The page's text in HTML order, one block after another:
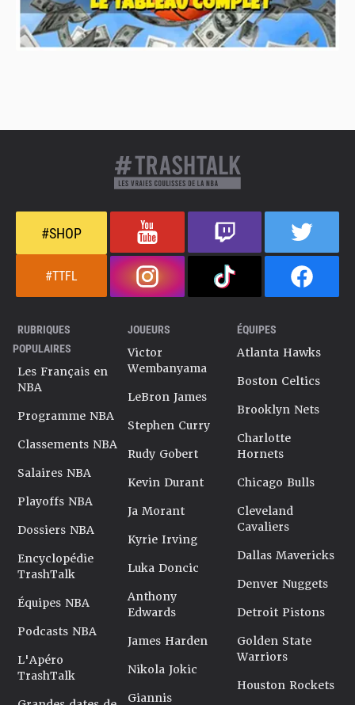
#SHOP
#TTFL
RUBRIQUES
POPULAIRES
Les Français en
NBA
Programme NBA
Classements NBA
Salaires NBA
Playoffs NBA
Dossiers NBA
Encyclopédie
TrashTalk
Équipes NBA
Podcasts NBA
L'Apéro
TrashTalk
JOUEURS
Victor
Wembanyama
LeBron James
Stephen Curry
Rudy Gobert
Kevin Durant
Ja Morant
Kyrie Irving
Luka Doncic
Anthony
Edwards
James Harden
Nikola Jokic
Giannis
ÉQUIPES
Atlanta Hawks
Boston Celtics
Brooklyn Nets
Charlotte
Hornets
Chicago Bulls
Cleveland
Cavaliers
Dallas Mavericks
Denver Nuggets
Detroit Pistons
Golden State
Warriors
Houston Rockets